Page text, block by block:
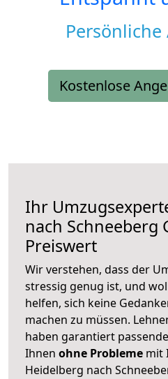
Kostenlose
Ihr
nach Schneeberg
Preiswert
Wir verstehen, dass der
stressig genug ist, und
helfen, sich keine
machen zu müssen.
haben garantiert
Ihnen ohne Probleme mit
Heidelberg nach